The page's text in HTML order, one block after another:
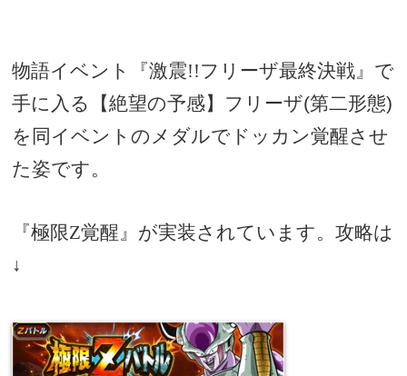
物語イベント『激震!!フリーザ最終決戦』で
手に入る【絶望の予感】フリーザ(第二形態)
を同イベントのメダルでドッカン覚醒させ
た姿です。
『極限Z覚醒』が実装されています。攻略は
↓